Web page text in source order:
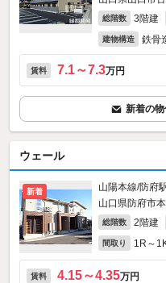
総階数 3階建
建物構造 鉄骨
賃料 7.1～7.3万円
新着の
ウェール
新着
山陽本線/防府
山口県防府市
総階数 2階建
間取り 1R～
賃料 4.15～4.35万円